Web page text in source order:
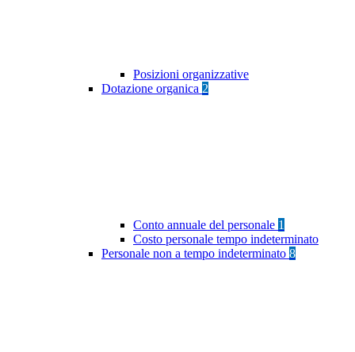
Posizioni organizzative
Dotazione organica 2
Conto annuale del personale 1
Costo personale tempo indeterminato
Personale non a tempo indeterminato 8